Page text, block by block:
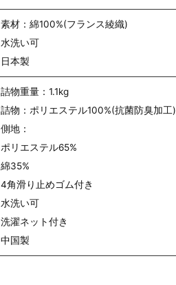
素材：綿100%(フランス綾織)
水洗い可
日本製
詰物重量：1.1kg
詰物：ポリエステル100%(抗菌防臭加工)
側地：
ポリエステル65%
綿35%
4角滑り止めゴム付き
水洗い可
洗濯ネット付き
中国製